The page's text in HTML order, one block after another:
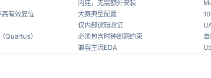
内建，无需额外安装
有效复位 大赛典型配置
仅内部逻辑验证
Quartus） 必须包含时钟周期约束
兼容主流EDA